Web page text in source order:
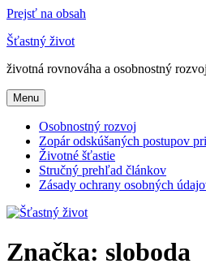
Prejsť na obsah
Šťastný život
životná rovnováha a osobnostný rozvoj
Menu
Osobnostný rozvoj
Zopár odskúšaných postupov
Životné šťastie
Stručný prehľad článkov
Zásady ochrany osobných
Značka: sloboda